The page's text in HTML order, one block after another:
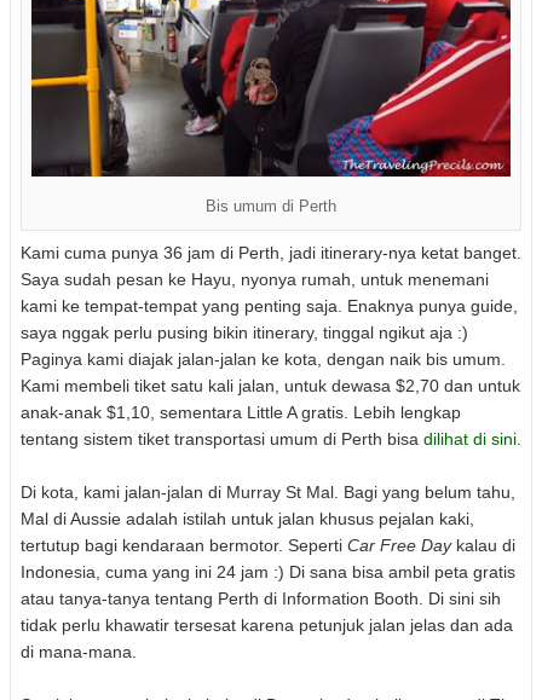
Bis umum di Perth
Kami cuma punya 36 jam di Perth, jadi itinerary-nya ketat banget.
Saya sudah pesan ke Hayu, nyonya rumah, untuk menemani
kami ke tempat-tempat yang penting saja. Enaknya punya guide,
saya nggak perlu pusing bikin itinerary, tinggal ngikut aja :)
Paginya kami diajak jalan-jalan ke kota, dengan naik bis umum.
Kami membeli tiket satu kali jalan, untuk dewasa $2,70 dan untuk
anak-anak $1,10, sementara Little A gratis. Lebih lengkap
tentang sistem tiket transportasi umum di Perth bisa dilihat di sini.
Di kota, kami jalan-jalan di Murray St Mal. Bagi yang belum tahu,
Mal di Aussie adalah istilah untuk jalan khusus pejalan kaki,
tertutup bagi kendaraan bermotor. Seperti Car Free Daykalau di
Indonesia, cuma yang ini 24 jam :) Di sana bisa ambil peta gratis
atau tanya-tanya tentang Perth di Information Booth. Di sini sih
tidak perlu khawatir tersesat karena petunjuk jalan jelas dan ada
di mana-mana.